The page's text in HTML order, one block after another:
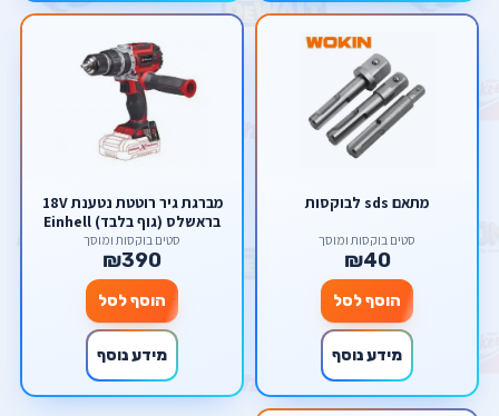
מתאם sds לבוקסות
סטים בוקסות ומוסך
₪40
הוסף לסל
מידע נוסף
מברגת גיר רוטטת נטענת 18V
בראשלס (גוף בלבד) Einhell
18V TE-CD 18 Li-I BL
סטים בוקסות ומוסך
₪390
הוסף לסל
מידע נוסף